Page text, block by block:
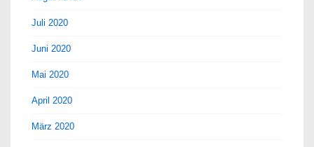
Juli 2020
Juni 2020
Mai 2020
April 2020
März 2020